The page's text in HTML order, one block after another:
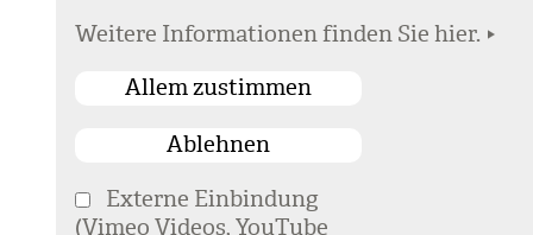
Weitere Informationen finden Sie hier.
Externe Einbindung
(Vimeo Videos, YouTube
Home
Institut für Sozialdienste